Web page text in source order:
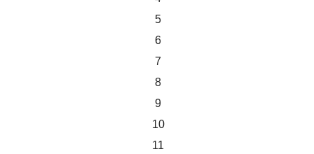
5
6
7
8
9
10
11